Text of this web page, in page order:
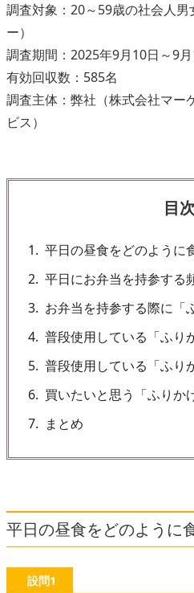
調査対象：20～59歳の社会人
ー）
調査期間：2025年9月10日～9
有効回収数：585名
調査主体：弊社（株式会社マー
ビス）
目次
1
平日の昼食をどのように
2 平日にお弁当を持参する
3 お弁当を持参する際に「
4 普段使用している「ふり
5 普段使用している「ふり
6 買いたいと思う「ふりか
7
まとめ
平日の昼食をどのように
設問1